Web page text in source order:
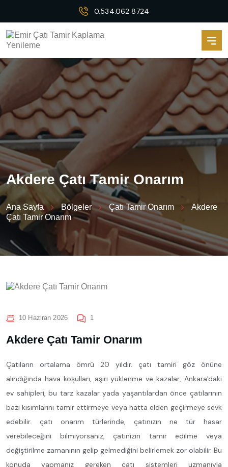
0.534.062 8724
Akdere Çatı Tamir Onarım
Ana Sayfa Bölgeler Çatı Tamir Onarım
Akdere
Çatı Tamir Onarım
10 Haziran 2026 1
Akdere Çatı Tamir Onarım
Çatıların ortalama ömrü 20 yıldır. çatı tamiri göz önüne
alındığında hava koşulları, aşırı yüklenme ve kazalar, Ankara'daki
ev sahipleri, bu tarz kazalar yada yaşantılardan önce çatılarının
bazı kısımlarını tamir ettirmeye veya hatta elden geçirmeye sevk
edebilir. çatı onarım türlerinde, çatınızın ne tür hasar
verebileceğini bilmiyorsanız, çatınızın tamir edilme veya
değiştirilme zamanının gelip gelmediğini belirlemek zor olabilir. Bu
konuda yapmanız gereken çatı sistemleri uzmanıyla